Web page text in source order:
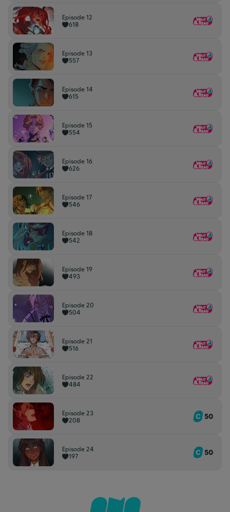
Episode 12
618
Episode 13
557
Episode 14
615
Episode 15
554
Episode 16
626
Episode 17
546
Episode 18
542
Episode 19
493
Episode 20
504
Episode 21
516
Episode 22
484
Episode 23
208
50
Episode 24
197
50